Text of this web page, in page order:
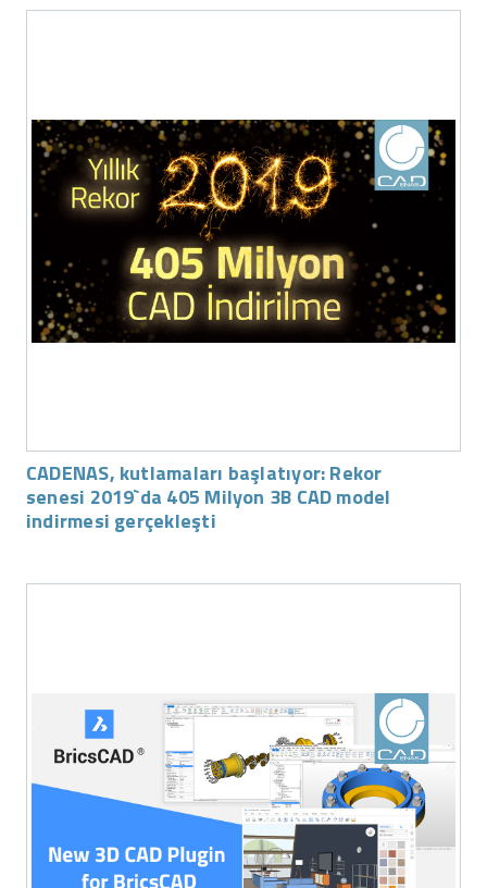
CADENAS, kutlamaları başlatıyor: Rekor
senesi 2019`da 405 Milyon 3B CAD model
indirmesi gerçekleşti